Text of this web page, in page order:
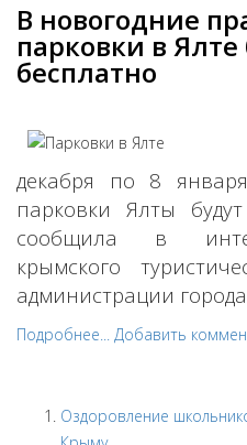
В новогодние
парковки в Ялте
бесплатно
декабря по 8
парковки Ялты
сообщила в
крымского
администрации
Подробнее... Добавить
Оздоровление